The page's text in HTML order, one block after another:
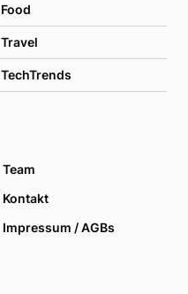
Food
Travel
TechTrends
Team
Kontakt
Impressum / AGBs